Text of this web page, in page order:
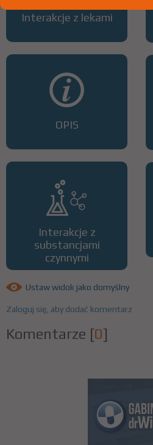
Interakcje z lekami
OPIS
Interakcje z
substancjami
czynnymi
Ustaw widok jako domyślny
Zaloguj się, aby dodać komentarz
Komentarze [0]